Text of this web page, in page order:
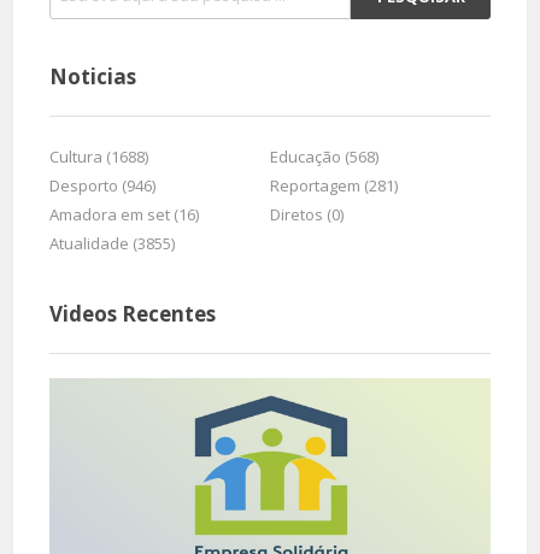
Noticias
Cultura (1688)
Educação (568)
Desporto (946)
Reportagem (281)
Amadora em set (16)
Diretos (0)
Atualidade (3855)
Videos Recentes